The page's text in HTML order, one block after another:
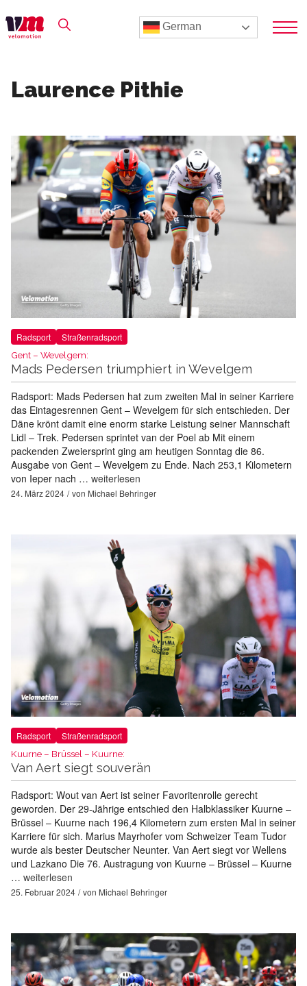
German
Laurence Pithie
Radsport Straßenradsport
Gent – Wevelgem:
Mads Pedersen triumphiert in Wevelgem
Radsport: Mads Pedersen hat zum zweiten Mal in seiner Karriere
das Eintagesrennen Gent – Wevelgem für sich entschieden. Der
Däne krönt damit eine enorm starke Leistung seiner Mannschaft
Lidl – Trek. Pedersen sprintet van der Poel ab Mit einem
packenden Zweiersprint ging am heutigen Sonntag die 86.
Ausgabe von Gent – Wevelgem zu Ende. Nach 253,1 Kilometern
von Ieper nach … weiterlesen
24. März 2024 von Michael Behringer
Radsport Straßenradsport
Kuurne – Brüssel – Kuurne:
Van Aert siegt souverän
Radsport: Wout van Aert ist seiner Favoritenrolle gerecht
geworden. Der 29-Jährige entschied den Halbklassiker Kuurne –
Brüssel – Kuurne nach 196,4 Kilometern zum ersten Mal in seiner
Karriere für sich. Marius Mayrhofer vom Schweizer Team Tudor
wurde als bester Deutscher Neunter. Van Aert siegt vor Wellens
und Lazkano Die 76. Austragung von Kuurne – Brüssel – Kuurne
… weiterlesen
25. Februar 2024 von Michael Behringer